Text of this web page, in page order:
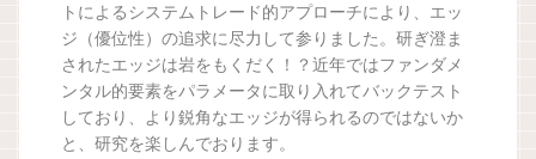
トによるシステムトレード的アプローチにより、エッ
ジ（優位性）の追求に尽力して参りました。研ぎ澄ま
されたエッジは岩をもくだく！？近年ではファンダメ
ンタル的要素をパラメータに取り入れてバックテスト
しており、より鋭角なエッジが得られるのではないか
と、研究を楽しんでおります。